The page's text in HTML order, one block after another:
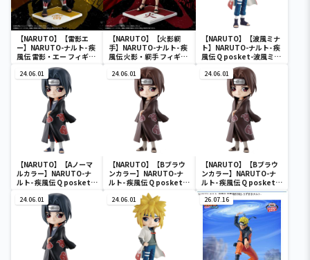
【NARUTO】【雷影エ
ー】NARUTO-ナルト- 疾
風伝 雷影・エー フィギュ
ア～五影集結…!!～
【NARUTO】【火影綱
手】NARUTO-ナルト- 疾
風伝 火影・綱手 フィギュ
ア～五影集結…!!～
【NARUTO】【波風ミナ
ト】NARUTO-ナルト- 疾
風伝 Q posket-波風ミナ
24.06.01
【NARUTO】【Aノーマ
ルカラー】NARUTO-ナ
ルト- 疾風伝 Q posket-
うちはイタチ-
24.06.01
【NARUTO】【Bブラウ
ンカラー】NARUTO-ナ
ルト- 疾風伝 Q posket-
うちはイタチ-
24.06.01
【NARUTO】【Bブラウ
ンカラー】NARUTO-ナ
ルト- 疾風伝 Q posket-
うちはイタチ-
24.06.01 24.06.01 26.07.16